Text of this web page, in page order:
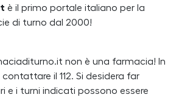
è il primo portale italiano per la
di turno dal 2000!
non è una farmacia! In
il 112. Si desidera far
e i turni indicati possono essere